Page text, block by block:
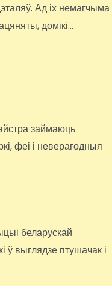
Ад іх немагчыма
домікі…
займаюць
феі і неверагодныя
беларускай
ў выглядзе птушачак і